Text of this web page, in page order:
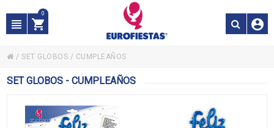
0
/SET GLOBOS / CUMPLEAÑOS
SET GLOBOS - CUMPLEAÑOS